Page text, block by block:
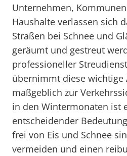
Unternehmen,
Haushalte verlassen sich
Straßen bei Schnee und
geräumt und gestreut
professioneller
übernimmt diese wichtige
maßgeblich zur
in den Wintermonaten ist
entscheidender
frei von Eis und Schnee
vermeiden und einen